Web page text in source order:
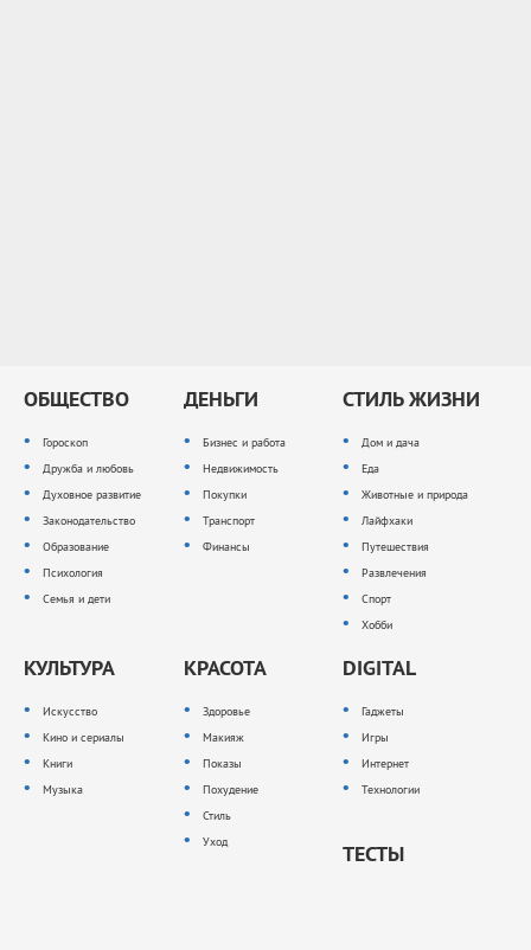
ОБЩЕСТВО
Гороскоп
Дружба и любовь
Духовное развитие
Законодательство
Образование
Психология
Семья и дети
ДЕНЬГИ
Бизнес и работа
Недвижимость
Покупки
Транспорт
Финансы
СТИЛЬ ЖИЗНИ
Дом и дача
Еда
Животные и природа
Лайфхаки
Путешествия
Развлечения
Спорт
Хобби
КУЛЬТУРА
Искусство
Кино и сериалы
Книги
Музыка
КРАСОТА
Здоровье
Макияж
Показы
Похудение
Стиль
Уход
DIGITAL
Гаджеты
Игры
Интернет
Технологии
ТЕСТЫ